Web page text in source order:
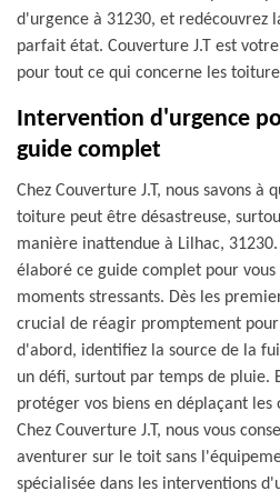
d'urgence à 31230, et redécouvrez
parfait état. Couverture J.T est
pour tout ce qui concerne les
Intervention d'urgence
guide complet
Chez Couverture J.T, nous savons à
toiture peut être désastreuse,
manière inattendue à Lilhac,
élaboré ce guide complet pour vous
moments stressants. Dès les
crucial de réagir promptement
d'abord, identifiez la source de la
un défi, surtout par temps de pluie.
protéger vos biens en déplaçant
Chez Couverture J.T, nous vous
aventurer sur le toit sans
spécialisée dans les interventions